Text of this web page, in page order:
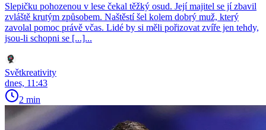
Slepičku pohozenou v lese čekal těžký osud. Její majitel se jí zbavil
zvláště krutým způsobem. Naštěstí šel kolem dobrý muž, který
zavolal pomoc právě včas. Lidé by si měli pořizovat zvíře jen tehdy,
jsou-li schopni se [...]...
Světkreativity
dnes, 11:43
2 min